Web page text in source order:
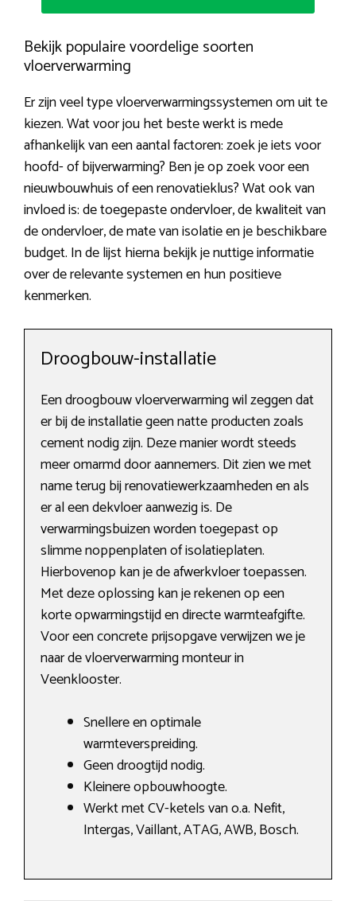
Bekijk populaire voordelige soorten
vloerverwarming
Er zijn veel type vloerverwarmingssystemen om uit te
kiezen. Wat voor jou het beste werkt is mede
afhankelijk van een aantal factoren: zoek je iets voor
hoofd- of bijverwarming? Ben je op zoek voor een
nieuwbouwhuis of een renovatieklus? Wat ook van
invloed is: de toegepaste ondervloer, de kwaliteit van
de ondervloer, de mate van isolatie en je beschikbare
budget. In de lijst hierna bekijk je nuttige informatie
over de relevante systemen en hun positieve
kenmerken.
Droogbouw-installatie
Een droogbouw vloerverwarming wil zeggen dat
er bij de installatie geen natte producten zoals
cement nodig zijn. Deze manier wordt steeds
meer omarmd door aannemers. Dit zien we met
name terug bij renovatiewerkzaamheden en als
er al een dekvloer aanwezig is. De
verwarmingsbuizen worden toegepast op
slimme noppenplaten of isolatieplaten.
Hierbovenop kan je de afwerkvloer toepassen.
Met deze oplossing kan je rekenen op een
korte opwarmingstijd en directe warmteafgifte.
Voor een concrete prijsopgave verwijzen we je
naar de vloerverwarming monteur in
Veenklooster.
Snellere en optimale
warmteverspreiding.
Geen droogtijd nodig.
Kleinere opbouwhoogte.
Werkt met CV-ketels van o.a. Nefit,
Intergas, Vaillant, ATAG, AWB, Bosch.